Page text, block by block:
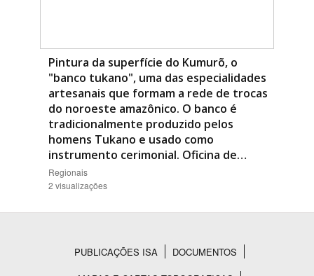
Pintura da superfície do Kumurõ, o
"banco tukano", uma das especialidades
artesanais que formam a rede de trocas
do noroeste amazônico. O banco é
tradicionalmente produzido pelos
homens Tukano e usado como
instrumento cerimonial. Oficina de…
Regionais
2 visualizações
PUBLICAÇÕES ISA
DOCUMENTOS